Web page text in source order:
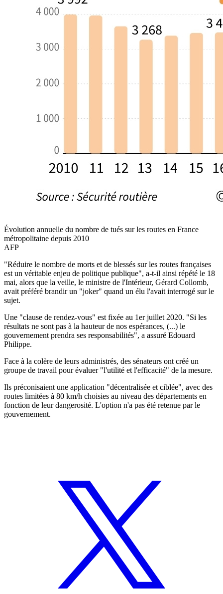
Évolution annuelle du nombre de tués sur les routes en France
métropolitaine depuis 2010
AFP
"Réduire le nombre de morts et de blessés sur les routes françaises
est un véritable enjeu de politique publique", a-t-il ainsi répété le 18
mai, alors que la veille, le ministre de l'Intérieur, Gérard Collomb,
avait préféré brandir un "joker" quand un élu l'avait interrogé sur le
sujet.
Une "clause de rendez-vous" est fixée au 1er juillet 2020. "Si les
résultats ne sont pas à la hauteur de nos espérances, (...) le
gouvernement prendra ses responsabilités", a assuré Edouard
Philippe.
Face à la colère de leurs administrés, des sénateurs ont créé un
groupe de travail pour évaluer "l'utilité et l'efficacité" de la mesure.
Ils préconisaient une application "décentralisée et ciblée", avec des
routes limitées à 80 km/h choisies au niveau des départements en
fonction de leur dangerosité. L'option n'a pas été retenue par le
gouvernement.